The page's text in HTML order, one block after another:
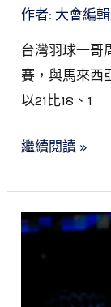
作者: 大會編
台灣羽球一哥
賽，與馬來西
以21比18、1
緣
泰
國
羽
決
繼續閱讀 »